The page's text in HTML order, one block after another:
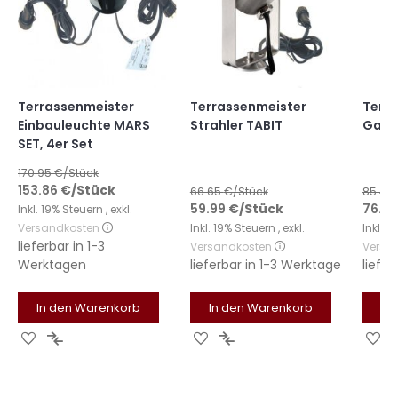
Terrassenmeister
Einbauleuchte MARS
SET, 4er Set
170.95€/Stück
153.86 €/Stück
Inkl. 19% Steuern , exkl.
Versandkosten
lieferbar in 1-3
Werktagen
In den Warenkorb
Zur Zur
Terrassenmeister
Strahler TABIT
66.65€/Stück
59.99 €/Stück
Inkl. 19% Steuern , exkl.
Versandkosten
lieferbar in 1-3 Werktage
In den Warenkorb
Zur Zur
85.45
76.91
Inkl.